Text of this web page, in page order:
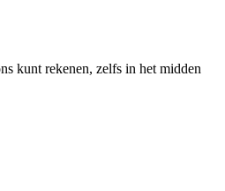
kunt rekenen, zelfs in het midden